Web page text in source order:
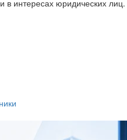
интересах юридических